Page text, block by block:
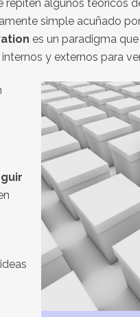
algunos teóricos
simple acuñado
es un paradigma
y externos para